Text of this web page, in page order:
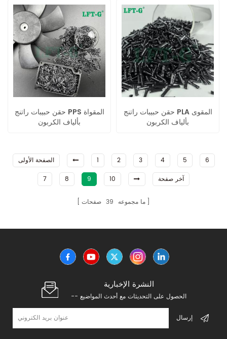
حقن حبيبات راتنج PPS المقواة
بألياف الكربون
حقن حبيبات راتنج PLA المقوى
بألياف الكربون
الصفحة الأولى 1 2 3 4 5
6
7
8 9 10 آخر صفحة
ما مجموعه 39 صفحات
النشرة الإخبارية
-- الحصول على التحديثات مع أحدث المواضيع